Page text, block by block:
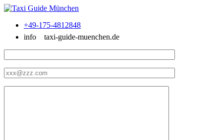
+49-175-4812848
info
taxi-guide-muenchen.de